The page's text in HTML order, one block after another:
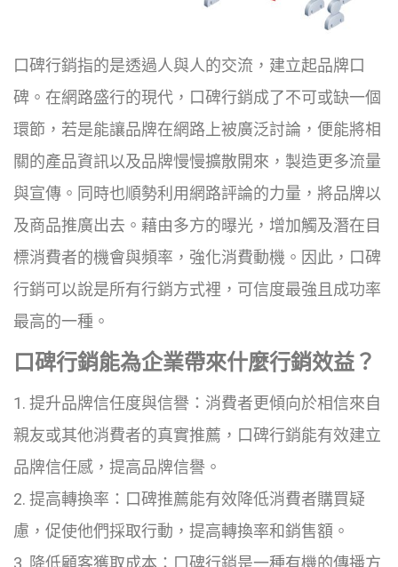
口碑行銷指的是透過人與人的交流，建立起品牌口
碑。在網路盛行的現代，口碑行銷成了不可或缺一個
環節，若是能讓品牌在網路上被廣泛討論，便能將相
關的產品資訊以及品牌慢慢擴散開來，製造更多流量
與宣傳。同時也順勢利用網路評論的力量，將品牌以
及商品推廣出去。藉由多方的曝光，增加觸及潛在目
標消費者的機會與頻率，強化消費動機。因此，口碑
行銷可以說是所有行銷方式裡，可信度最強且成功率
最高的一種。
口碑行銷能為企業帶來什麼行銷效益？
1. 提升品牌信任度與信譽：消費者更傾向於相信來自
親友或其他消費者的真實推薦，口碑行銷能有效建立
品牌信任感，提高品牌信譽。
2. 提高轉換率：口碑推薦能有效降低消費者購買疑
慮，促使他們採取行動，提高轉換率和銷售額。
3. 降低顧客獲取成本：口碑行銷是一種有機的傳播方